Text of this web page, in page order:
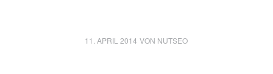
11. APRIL 2014 VON NUTSEO